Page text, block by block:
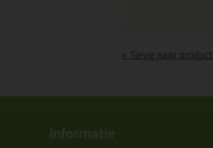
< Terug naar product
Informatie